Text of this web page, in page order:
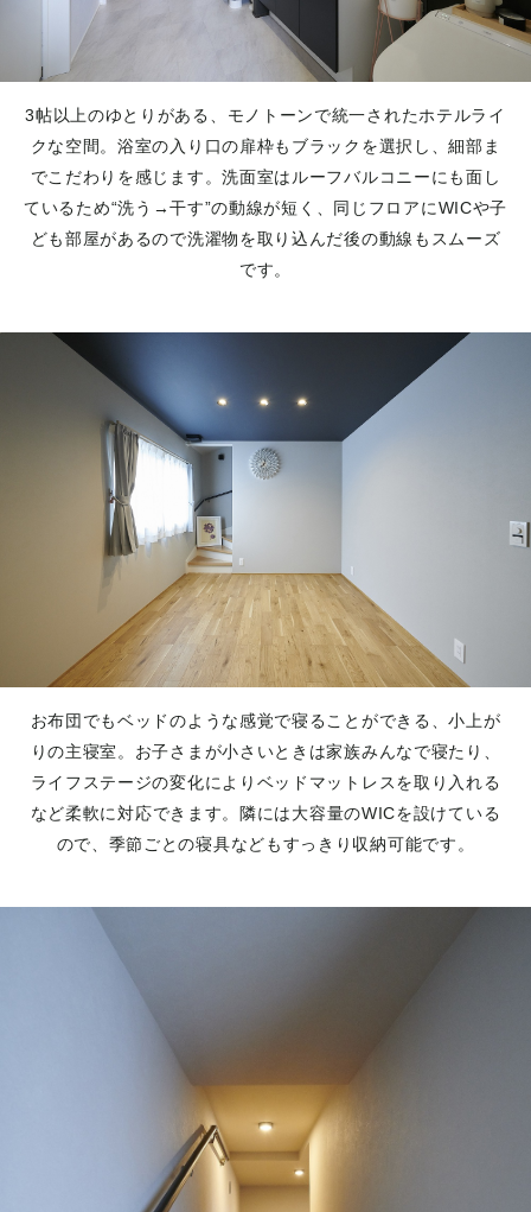
3帖以上のゆとりがある、モノトーンで統一されたホテルライ
クな空間。浴室の入り口の扉枠もブラックを選択し、細部ま
でこだわりを感じます。洗面室はルーフバルコニーにも面し
ているため“洗う→干す”の動線が短く、同じフロアにWICや子
ども部屋があるので洗濯物を取り込んだ後の動線もスムーズ
です。
お布団でもベッドのような感覚で寝ることができる、小上が
りの主寝室。お子さまが小さいときは家族みんなで寝たり、
ライフステージの変化によりベッドマットレスを取り入れる
など柔軟に対応できます。隣には大容量のWICを設けている
ので、季節ごとの寝具などもすっきり収納可能です。